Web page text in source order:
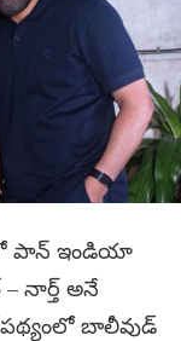
పాన్ ఇండియా
నార్త్ అనే
బాలీవుడ్